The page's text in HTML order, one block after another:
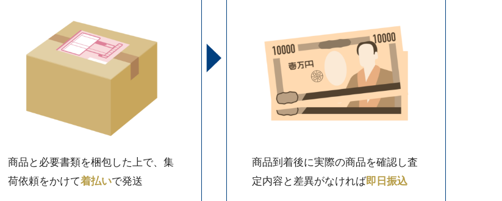
商品と必要書類を梱包した上で、集
荷依頼をかけて着払いで発送
商品到着後に実際の商品を確認し査
定内容と差異がなければ即日振込